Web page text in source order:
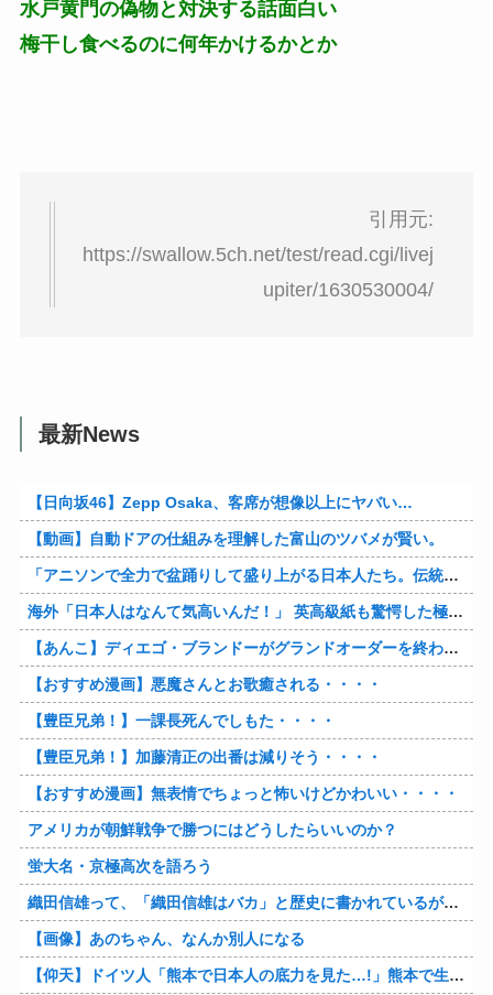
水戸黄門の偽物と対決する話面白い
梅干し食べるのに何年かけるかとか
引用元:
https://swallow.5ch.net/test/read.cgi/livej
upiter/1630530004/
最新News
【日向坂46】Zepp Osaka、客席が想像以上にヤバい…
【動画】自動ドアの仕組みを理解した富山のツバメが賢い。
「アニソンで全力で盆踊りして盛り上がる日本人たち。伝統もオタクもこの熱量、素晴らしい」→女さんブチギレ「これを見て『日本の品格が落ちた』と思いま…
海外「日本人はなんて気高いんだ！」 英高級紙も驚愕した極限の中の日本人の姿に世界が衝撃
【あんこ】ディエゴ・ブランドーがグランドオーダーを終わらせるようです【FGO二部】 第１６６話
【おすすめ漫画】悪魔さんとお歌癒される・・・・
【豊臣兄弟！】一課長死んでしもた・・・・
【豊臣兄弟！】加藤清正の出番は減りそう・・・・
【おすすめ漫画】無表情でちょっと怖いけどかわいい・・・・
アメリカが朝鮮戦争で勝つにはどうしたらいいのか？
蛍大名・京極高次を語ろう
織田信雄って、「織田信雄はバカ」と歴史に書かれているが今まで家が残っているんでバカではないよな？
【画像】あのちゃん、なんか別人になる
【仰天】ドイツ人「熊本で日本人の底力を見た…!」熊本で生まれて初めて震度7の大地震を経験したドイツ人。直後、日本人たちの行動に衝撃を受けてしまう…